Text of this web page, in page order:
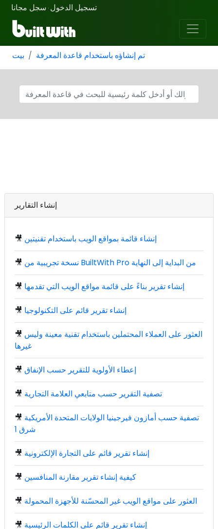
تسجيل الدخول · سجل مجانا
بيت تم إنشاؤه باستخدام قاعدة المعرفة
إنشاء التقارير
🎥 إنشاء قائمة بمواقع الويب باستخدام تقنيتين
🎥 نسخة تجريبية من BuiltWith Pro من البداية إلى النهاية
🎥 إنشاء تقرير بناءً على قائمة مواقع الويب التي تقدمها
🎥 إنشاء تقرير قائم على التكنولوجيا
🎥 العثور على العملاء المحتملين باستخدام تقنية معينة وليس
غيرها
🎥 إعطاء الأولوية للتقرير حسب الإنفاق
🎥 تصفية التقرير حسب متابعي العلامة التجارية
🎥 تصفية حسب أمازون فيرجينيا الولايات المتحدة الأمريكية
شرق 1
🎥 إنشاء تقرير قائم على التجارة الإلكترونية
🎥 كيفية إنشاء تقرير مقارنة المنافسين
🎥 العثور على مواقع الويب غير المحسّنة للأجهزة المحمولة
🎥 إنشاء تقرير قائم على الكلمات الرئيسية